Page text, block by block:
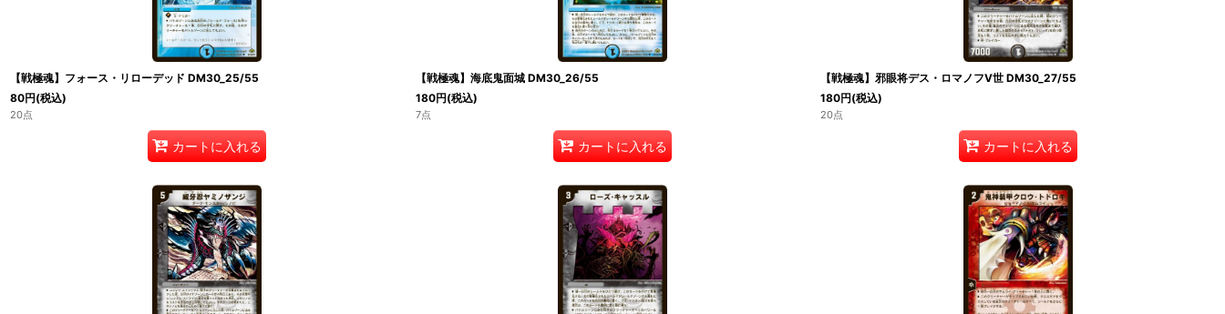
【戦極魂】フォース・リローデッド DM30_25/55
80円(税込)
20点
カートに入れる
【戦極魂】海底鬼面城 DM30_26/55
180円(税込)
7点
カートに入れる
【戦極魂】邪眼将デス・ロマノフV世 DM30_27/55
180円(税込)
20点
カートに入れる